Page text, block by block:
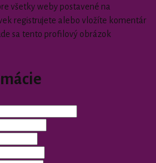
všetky weby postavené na
registrujete alebo vložíte komentár
sa tento profilový obrázok